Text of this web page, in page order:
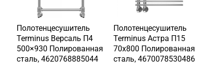
Полотенцесушитель
Terminus Версаль П4
500×930 Полированная
сталь, 4620768885044
Полотенцесушитель
Terminus Астра П15
70х800 Полированная
сталь, 4670078530486